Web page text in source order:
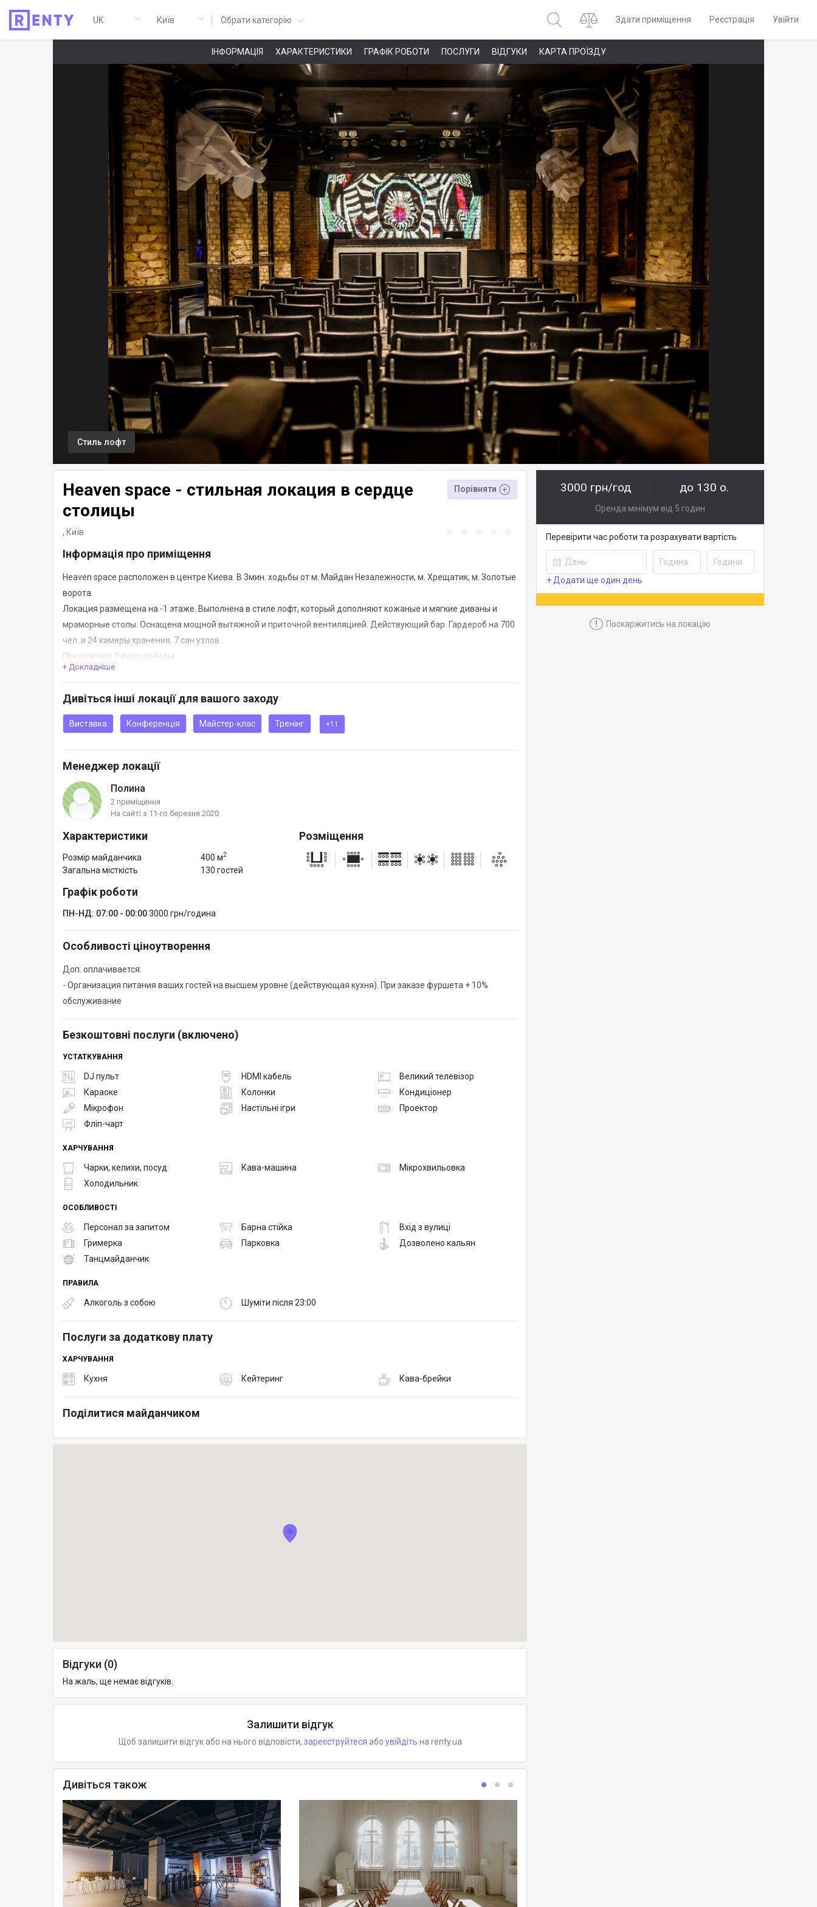
Обрати категорію Здати приміщення Реєстрація Увійти
ІНФОРМАЦІЯ ХАРАКТЕРИСТИКИ ГРАФІК РОБОТИ ПОСЛУГИ ВІДГУКИ КАРТА ПРОЇЗДУ
Стиль лофт
Heaven space - стильная локация в сердце
столицы
Порівняти
, Київ
Інформація про приміщення
Heaven space расположен в центре Киева. В 3мин. ходьбы от м. Майдан Незалежности, м. Хрещатик, м. Золотые
ворота.
Локация размещена на -1 этаже. Выполнена в стиле лофт, который дополняют кожаные и мягкие диваны и
мраморные столы. Оснащена мощной вытяжной и приточной вентиляцией. Действующий бар. Гардероб на 700
чел. и 24 камеры хранения. 7 сан узлов.
Предлагаем 2 вида аренды:
1) Стандарт
24000 грн/д (8 ч.) +1ч. до и после
В стоимость входит:
- проф. звук и свет
- light-converse
- савбуферы
- 5 проекторов
- экран
- 2 микрофона
- ноутбук
- 2 комнаты для спикеров
- клининг
Расположение гостей:
2) Стандарт+
40000грн./д. (8 ч.) +1ч. до и после
В стоимость входит:
- проф. звук и свет
- light-converse
- савбуферы
- 2 микрофона
- ноутбук
- Wi-Fi
- 2 комнаты для спикеров
- администратор
- хостесс
- клининг
+ Докладніше
Дивіться інші локації для вашого заходу
Виставка Конференція Майстер-клас Тренінг +11
Менеджер локації
Полина
2 приміщення
На сайті з 11-го березня 2020
Характеристики
Розмір майданчика 400 м2
Загальна місткість 130 гостей
Розміщення
Графік роботи
ПН-НД: 07:00 - 00:003000 грн/година
Особливості ціноутворення
Доп. оплачивается:
- Организация питания ваших гостей на высшем уровне (действующая кухня). При заказе фуршета + 10%
обслуживание
Безкоштовні послуги (включено)
УСТАТКУВАННЯ
DJ пульт HDMI кабель
Великий телевізор
Караоке
Колонки
Кондиціонер
Мікрофон
Настільні ігри
Проектор
Фліп-чарт
ХАРЧУВАННЯ
Чарки, келихи, посуд Кава-машина
Мікрохвильовка
Холодильник
ОСОБЛИВОСТІ
Персонал за запитом Барна стійка
Вхід з вулиці
Гримерка
Парковка
Дозволено кальян
Танцмайданчик
ПРАВИЛА
Алкоголь з собою Шуміти після 23:00
Послуги за додаткову плату
ХАРЧУВАННЯ
Кухня Кейтеринг Кава-брейки
Поділитися майданчиком
Відгуки (0)
На жаль, ще немає відгуків.
Залишити відгук
Щоб залишити відгук або на нього відповісти, зареєструйтеся або увійдіть на renty.ua
Дивіться також
3000 грн/год до 130 о.
Оренда мінімум від 5 годин
Перевірити час роботи та розрахувати вартість
+ Додати ще один день
! Поскаржитись на локацію